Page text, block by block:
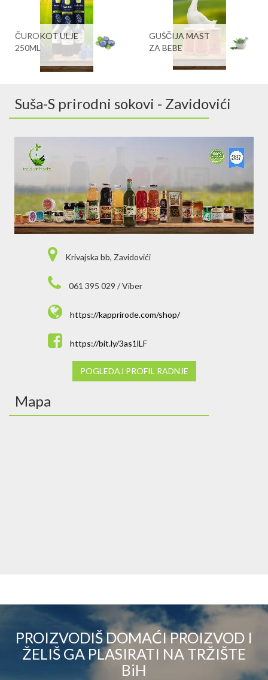
ČUROKOT ULJE
250ML
GUŠČIJA MAST
ZA BEBE
Suša-S prirodni sokovi - Zavidovići
Krivajska bb, Zavidovići
061 395 029 / Viber
https://kapprirode.com/shop/
https://bit.ly/3as1lLF
POGLEDAJ PROFIL RADNJE
Mapa
PROIZVODIŠ DOMAĆI PROIZVOD I
ŽELIŠ GA PLASIRATI NA TRŽIŠTE
BiH